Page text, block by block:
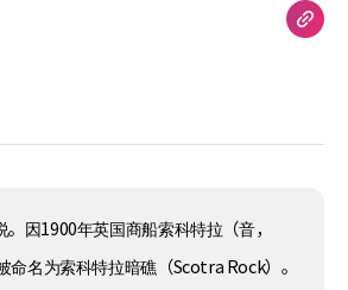
因1900年英国商船索科特拉（音，
名为索科特拉暗礁（Scotra Rock）。